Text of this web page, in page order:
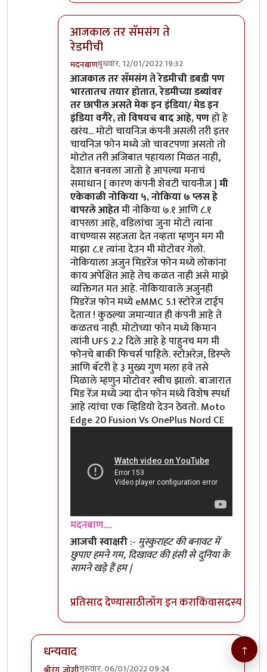
आजकाल तर सॅमसंग ते
रेडमीची
मदनबाणबुधवार, 12/01/2022 19:32
In reply toअसंच काही नाहीbyजेम्स वांड
आजकाल तर सॅमसंग ते रेडमीची डबडी पण
भारतातच तयार होतात, रेडमीच्या डब्यांवर
तर छापील असते मेक इन इंडिया/ मेड इन
इंडिया वगैरे, तो विषयच बाद आहे, पणहो हे
खरंय... मोटो चायनिज कंपनी असली तरी इतर
चायनिज फोन मध्ये जो चावटपणा असतो तो
मोटोत तरी अजिबात पहायला मिळत नाही,
देशात बनवला जातो हे आपल्या मनाचं
समाधान [ कारण कंपनी शेवटी चायनीज ]मी
एकेकाळी नोकिया ५, नोकिया ७ प्लस हे
वापरले आहेतमी नोकिया ७.१ आणि ८.१
वापरला आहे, वडिलांचा जुना मोटो त्यांना
वाचण्यास सहजता देत नव्हता म्हणुन मग मी
माझा ८.१ त्यांना देउन मी मोटोवर गेलो.
नोकियाला अजुन मिडरेंज फोन मध्ये लोकांना
काय अपेक्षित आहे तेच कळत नाही असे माझे
व्यक्तिगत मत आहे. नोकियावाले अजुनही
मिडरेंज फोन मध्ये eMMC 5.1 स्टोरेज टाईप
देतात ! कुठल्या जमान्यात ही कंपनी आहे ते
कळतच नाही. मोटोच्या फोन मध्ये किमान
त्यांनी UFS 2.2 दिले आहे हे पाहुनच मग मी
फोनचे बाकी फिचर्स पाहिले. स्टोअरेज, डिस्प्ले
आणि बॅटरी हे ३ मुख्य गुण मला हवे तसे
मिळाले म्हणुन मोटोवर स्वीच झालो. बाजारात
मिड रेंज मध्ये ज्या दोन फोन मध्ये विशेष स्पर्धा
आहे त्यांचा एक व्हिडियो देउन ठेवतो. Moto
Edge 20 Fusion Vs OnePlus Nord CE
मदनबाण.....
आजची स्वाक्षरी:- मुस्कुराहट की बनावट में
छुपाए हमने गम, दिखावट की हंसी से दुनिया के
सामने खड़े हैं हम |
प्रतिसाद देण्यासाठीलॉग इन कराकिंवासदस्य व्हा
धन्यवाद
गुरुवार, 06/01/2022 09:24
↑